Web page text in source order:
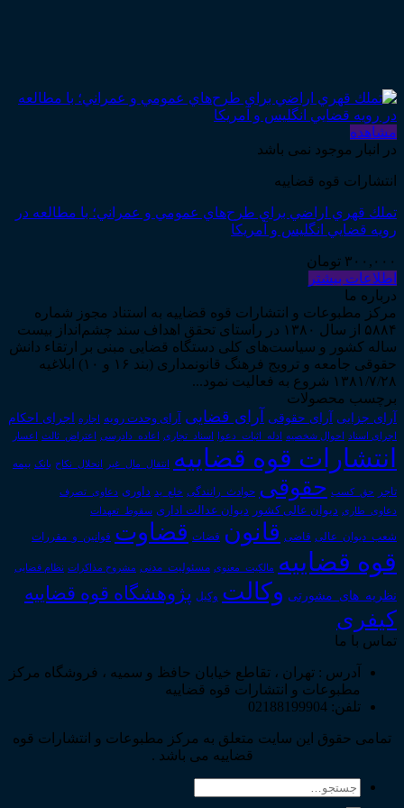
مشاهده
در انبار موجود نمی باشد
انتشارات قوه قضاییه
تملك قهري اراضي براي طرح‌هاي عمومي و عمراني؛ با مطالعه در
رويه قضايي انگليس و آمريكا
۳۰۰,۰۰۰ تومان
اطلاعات بیشتر
درباره ما
مرکز مطبوعات و انتشارات قوه قضاییه به استناد مجوز شماره
۵۸۸۴ از سال ۱۳۸۰ در راستای تحقق اهداف سند چشم‌انداز بیست
ساله کشور و سیاست‌های کلی دستگاه قضایی مبنی بر ارتقاء دانش
حقوقی جامعه و ترویج فرهنگ قانونمداری (بند ۱۶ و ۱۰) ابلاغیه
۱۳۸۱/۷/۲۸ شروع به فعالیت نمود...
برچسب محصولات
آرای جزایی آرای حقوقی آرای قضایی آرای وحدت رویه اجاره اجرای احکام
اجرای اسناد احوال شخصیه ادله_اثبات_دعوا اسناد_تجاری اعاده_دادرسی اعتراض_ثالث اعسار
انتشارات قوه قضاییه انتقال_مال_غیر انحلال_نکاح بانک بیمه
تاجر حق_کسب حقوقی حوادث_رانندگی خلع_ید داوری دعاوی_تصرف
دعاوی_طاری دیوان عالی کشور دیوان عدالت اداری سقوط_تعهدات
شعب_دیوان_عالی قاضی قانون قضات قضاوت قوانین_و_مقررات
قوه قضاییه مالکیت_معنوی مسئولیت_مدنی مشروح مذاکرات نظام قضایی
نظریه_های_مشورتی وکالت وکیل پژوهشگاه قوه قضاییه
کیفری
تماس با ما
آدرس : تهران ، تقاطع خیابان حافظ و سمیه ، فروشگاه مرکز
مطبوعات و انتشارات قوه قضاییه
تلفن: 02188199904
تمامی حقوق این سایت متعلق به مرکز مطبوعات و انتشارات قوه
قضاییه می باشد .
جستجو